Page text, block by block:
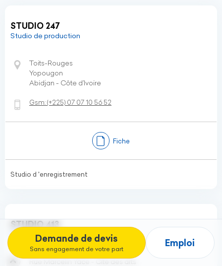
Demande de devis
Sans engagement de votre part
Emploi
STUDIO 247
Studio de production
Toits-Rouges
Yopougon
Abidjan - Côte d’Ivoire
Gsm:(+225) 07 07 10 56 52
Fiche
Studio d 'enregistrement
STUDIO 413
Studio de production
Rue Marcelin Yacé - Cité des arts